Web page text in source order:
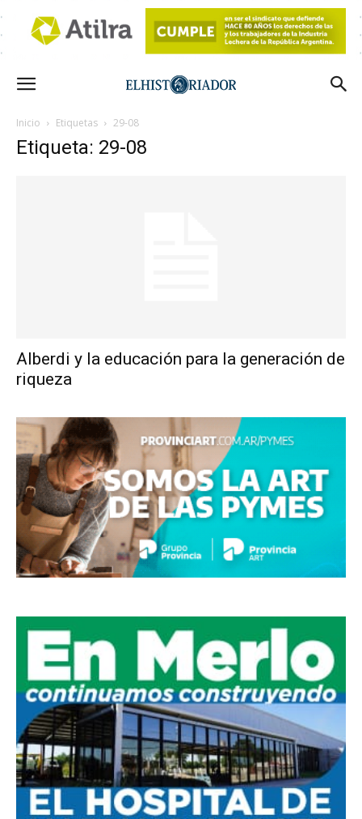
Inicio Etiquetas 29-08
Etiqueta: 29-08
Alberdi y la educación para la generación de
riqueza